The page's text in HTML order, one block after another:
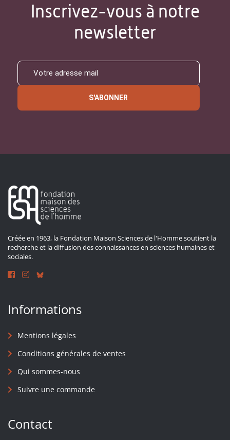
Inscrivez-vous à notre
newsletter
S'ABONNER
Créée en 1963, la Fondation Maison Sciences de l'Homme soutient la
recherche et la diffusion des connaissances en sciences humaines et
sociales.
Informations
Mentions légales
Conditions générales de ventes
Qui sommes-nous
Suivre une commande
Contact